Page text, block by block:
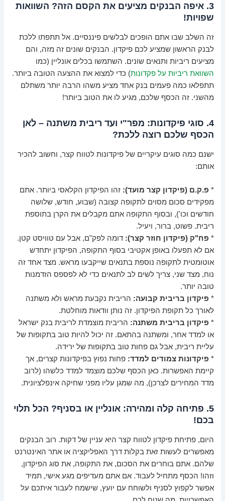
3. איפה הבנקים מציעים את הקסם הזה? השוואות
שפויות!
זה השלב שבו אתם הופכים לבלשים פיננסיים. אל תתפתו ללכת
לבנק הראשון שמציע לכם פיקדון. הבנקים שונים זה מזה, והם
מציעים ריביות ותנאים שונים. השתמשו בכלים אונליין (כמו
השוואת ריביות על פקדונות) כדי למצוא את ההצעה הטובה ביותר.
תתפלאו כמה פעמים בנק אחד מציע משהו הרבה יותר משתלם
מהשני. זה הכסף שלכם, מגיע לו את הטוב ביותר!
4. סוגי פיקדונות: מפר"י ועד ריבית משתנה – לאן
הכסף שלכם רוצה ללכת?
ישנם כמה סוגים עיקריים של פיקדונות לטווח קצר, וחשוב להכיר
אותם:
* פ.ק.ם (פיקדון קצר מועד): זהו הפיקדון הקלאסי ביותר. אתם
מפקידים סכום מסוים לתקופה קצובה (שבוע, חודש, שלושה
חודשים וכו'), ובסוף התקופה אתם מקבלים את הקרן בתוספת
ריבית. פשוט, ברור, ויעיל.
* פח"ק (פיקדון חוזר קצר): דומה לפק"ם, אבל עם טוויסט קטן.
אם לא תפעלו באופן אקטיבי בסוף התקופה, הפיקדון יתחדש
אוטומטית לתקופה נוספת בתנאים שייקבעו מראש. מצד אחד זה
נוח, מצד שני, צריך לשים לב לתנאים כדי לא לפספס הזדמנות
טובה יותר.
* פיקדון בריבית קבועה: הריבית נקבעת מראש ולא משתנה
לאורך כל תקופת הפיקדון. זה נותן וודאות מוחלטת.
* פיקדון בריבית משתנה: הריבית מוצמדת לריבית בנק ישראל
או למדד אחר, ומשתנה בהתאם. זה יכול להיות טוב בתקופות של
עליית ריבית, אבל גם פחות טוב בתקופות של ירידה.
* פיקדונות צמודים למדד: פחות נפוץ בפיקדונות קצרים, אך
קיימת האפשרות. כאן הכסף שלכם מוצמד למדד כלשהו (לרוב
מדד המחירים לצרכן), מה שמגן עליו מפני שחיקה אינפלציונית.
5. פתיחה קלה ומהירה: אונליין או בסניף? הכל תלוי
בכם!
היום, פתיחת פיקדון לטווח קצר היא עניין של דקות. רוב הבנקים
מאפשרים לעשות זאת בקלות דרך האפליקציה או אתר האינטרנט
שלהם. אתם בוחרים את הסכום, את התקופה, את סוג הפיקדון,
וזהו! הכסף מתחיל לעבוד. אם אתם מעדיפים מגע אישי, תמיד
אפשר לקפוץ לסניף ולשוחח עם יועץ, שישמח לעבור איתכם על